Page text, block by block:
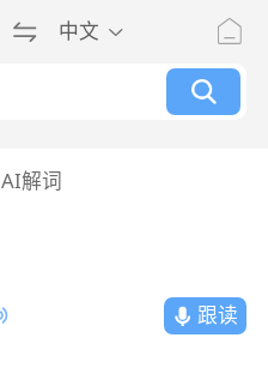
中文
AI解词
跟读